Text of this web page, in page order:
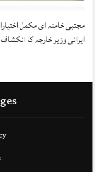
مجتبیٰ خامنہ ای مکمل
ایرانی وزیر خارجہ کا انکشاف